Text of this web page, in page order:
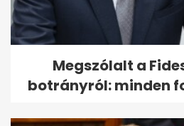
Megszólalt a
botrányról: minden